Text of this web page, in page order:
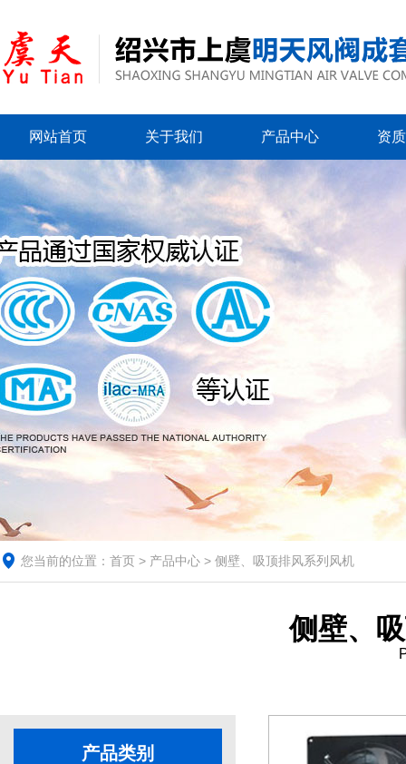
网站首页 关于我们 产品中心 资
您当前的位置： 首页 > 产品中心 > 侧壁、吸顶排风系列风机
侧壁、
产品类别